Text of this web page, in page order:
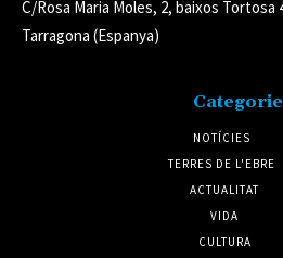
C/Rosa Maria Moles, 2, baixos Tortosa
Tarragona (Espanya)
NOTÍCIES
TERRES DE L'EBRE
ACTUALITAT
VIDA
CULTURA